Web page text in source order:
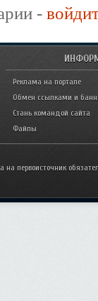
-
Реклама на портале
Обмен ссылками и
Стань командой сайта
Файлы
на первоисточник